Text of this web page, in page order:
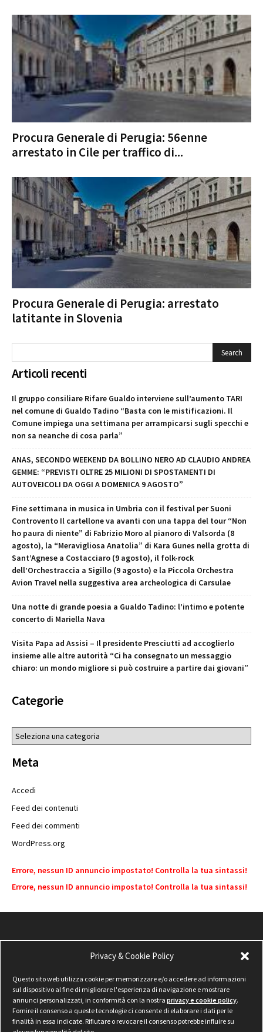
Privacy & Cookie Policy
Questo sito web utilizza cookie per memorizzare e/o accedere ad informazioni
sul dispositivo al fine di migliorare l'esperienza di navigazione e mostrare
annunci personalizzati, in conformità con la nostra privacy e cookie policy.
Fornire il consenso a queste tecnologie ci consente di elaborare i dati per le
finalità in essa indicate. Rifiutare o revocare il consenso potrebbe influire su
Procura Generale di Perugia: 56enne
arrestato in Cile per traffico di...
Procura Generale di Perugia: arrestato
latitante in Slovenia
Articoli recenti
Il gruppo consiliare Rifare Gualdo interviene sull’aumento TARI
nel comune di Gualdo Tadino “Basta con le mistificazioni. Il
Comune impiega una settimana per arrampicarsi sugli specchi e
non sa neanche di cosa parla”
ANAS, SECONDO WEEKEND DA BOLLINO NERO AD CLAUDIO ANDREA
GEMME: “PREVISTI OLTRE 25 MILIONI DI SPOSTAMENTI DI
AUTOVEICOLI DA OGGI A DOMENICA 9 AGOSTO”
Fine settimana in musica in Umbria con il festival per Suoni
Controvento Il cartellone va avanti con una tappa del tour “Non
ho paura di niente” di Fabrizio Moro al pianoro di Valsorda (8
agosto), la “Meravigliosa Anatolia” di Kara Gunes nella grotta di
Sant’Agnese a Costacciaro (9 agosto), il folk-rock
dell’Orchestraccia a Sigillo (9 agosto) e la Piccola Orchestra
Avion Travel nella suggestiva area archeologica di Carsulae
Una notte di grande poesia a Gualdo Tadino: l’intimo e potente
concerto di Mariella Nava
Visita Papa ad Assisi – Il presidente Presciutti ad accoglierlo
insieme alle altre autorità “Ci ha consegnato un messaggio
chiaro: un mondo migliore si può costruire a partire dai giovani”
Categorie
Categorie
Meta
Accedi
Feed dei contenuti
Feed dei commenti
WordPress.org
Errore, nessun ID annuncio impostato! Controlla la tua sintassi!
Errore, nessun ID annuncio impostato! Controlla la tua sintassi!